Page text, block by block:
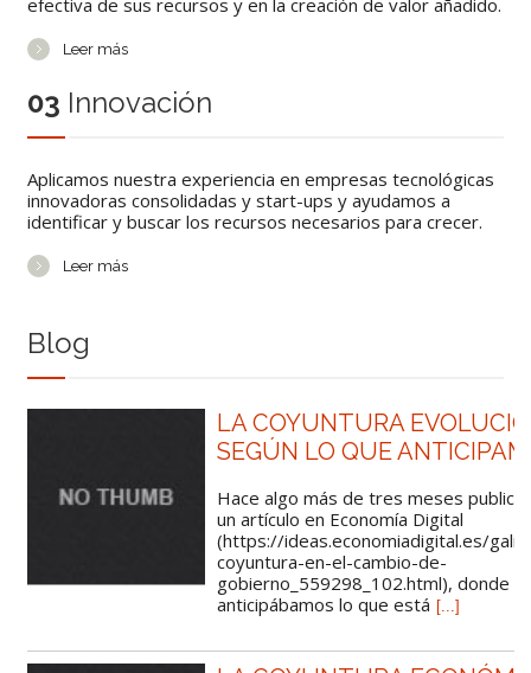
efectiva de sus recursos y en la creación de valor añadido.
Leer más
03 Innovación
Aplicamos nuestra experiencia en empresas tecnológicas
innovadoras consolidadas y start-ups y ayudamos a
identificar y buscar los recursos necesarios para crecer.
Leer más
Blog
LA COYUNTURA
SEGÚN LO QUE
Hace algo más de tres meses
un artículo en Economía Digital
(https://ideas.economiadigital.es/
coyuntura-en-el-cambio-de-
gobierno_559298_102.html), donde
anticipábamos lo que está [...]